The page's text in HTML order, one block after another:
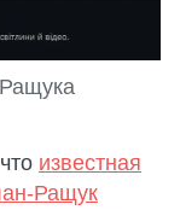
известная
Ращук